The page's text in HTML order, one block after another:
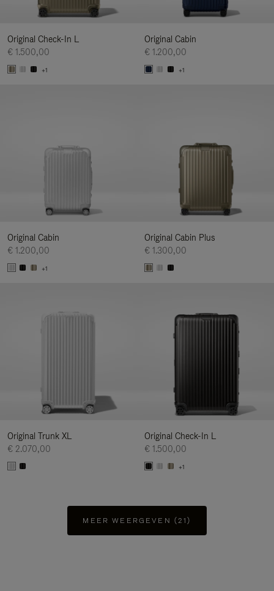
Original Check-In L
€ 1.500,00
+1
Original Cabin
€ 1.200,00
+1
Original Cabin
€ 1.200,00
+1
Original Cabin Plus
€ 1.300,00
Original Trunk XL
€ 2.070,00
Original Check-In L
€ 1.500,00
+1
MEER WEERGEVEN (21)